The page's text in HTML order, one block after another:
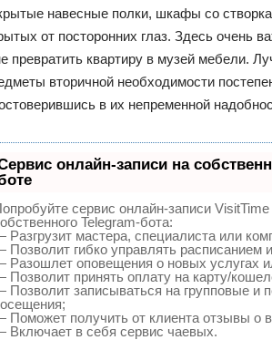
навесные полки, шкафы со
от посторонних глаз. Здесь очень
превратить квартиру в музей мебели.
вторичной необходимости
в их непременной
онлайн-записи на
сервис онлайн-записи
Telegram-бота:
Разгрузит мастера, специалиста или
Позволит гибко управлять расписанием и
Разошлет оповещения о новых услугах
Позволит принять оплату на карту/
Позволит записываться на групповые и
Поможет получить от клиента отзывы о
Включает в себя сервис чаевых.